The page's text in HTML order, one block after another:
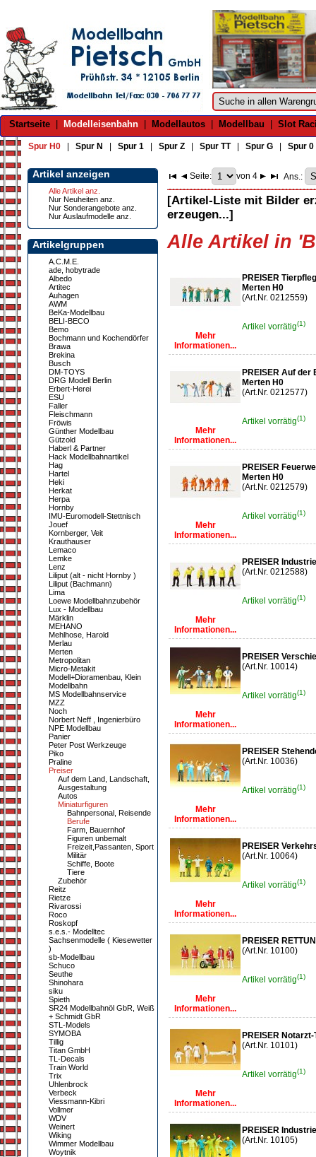
Startseite Modelleisenbahn Modellautos Modellbau Slot
Spur H0 Spur N Spur 1 Spur Z Spur TT| Spur G Spur 0
Artikel anzeigen
Alle Artikel anz.
Nur Neuheiten anz.
Nur Sonderangebote anz.
Nur Auslaufmodelle anz.
Artikelgruppen
A.C.M.E.
ade, hobytrade
Albedo
Artitec
Auhagen
AWM
BeKa-Modellbau
BELI-BECO
Bemo
Bochmann und Kochendörfer
Brawa
Brekina
Busch
DM-TOYS
DRG Modell Berlin
Erbert-Herei
ESU
Faller
Fleischmann
Fröwis
Günther Modellbau
Gützold
Haberl & Partner
Hack Modellbahnartikel
Hag
Hartel
Heki
Herkat
Herpa
Hornby
IMU-Euromodell-Stettnisch
Jouef
Kornberger, Veit
Krauthauser
Lemaco
Lemke
Lenz
Liliput (alt - nicht Hornby )
Liliput (Bachmann)
Lima
Loewe Modellbahnzubehör
Lux - Modellbau
Märklin
MEHANO
Mehlhose, Harold
Merlau
Merten
Metropolitan
Micro-Metakit
Modell+Dioramenbau, Klein
Modellbahn
MS Modellbahnservice
MZZ
Noch
Norbert Neff , Ingenierbüro
NPE Modellbau
Panier
Peter Post Werkzeuge
Piko
Praline
Preiser
Auf dem Land, Landschaft,
Ausgestaltung
Autos
Miniaturfiguren
Bahnpersonal, Reisende
Berufe
Farm, Bauernhof
Figuren unbemalt
Freizeit,Passanten, Sport
Militär
Schiffe, Boote
Tiere
Zubehör
Reitz
Rietze
Rivarossi
Roco
Roskopf
s.e.s.- Modelltec
Sachsenmodelle ( Kiesewetter
)
sb-Modellbau
Schuco
Seuthe
Shinohara
siku
Spieth
SR24 Modellbahnöl GbR, Weiß
+ Schmidt GbR
STL-Models
SYMOBA
Tillig
Titan GmbH
TL-Decals
Train World
Trix
Uhlenbrock
Verbeck
Viessmann-Kibri
Vollmer
WDV
Weinert
Wiking
Wimmer Modellbau
Woytnik
Seite: von 4 Ans.:
[Artikel-Liste mit Bilder
erzeugen...]
Alle Artikel in
Mehr
Informationen...
PREISER
Merten H0
(Art.Nr. 0212559)
Artikel vorrätig(1)
Mehr
Informationen...
PREISER Auf der
Merten H0
(Art.Nr. 0212577)
Artikel vorrätig(1)
Mehr
Informationen...
PREISER
Merten H0
(Art.Nr. 0212579)
Artikel vorrätig(1)
Mehr
Informationen...
PREISER
(Art.Nr. 0212588)
Artikel vorrätig(1)
Mehr
Informationen...
PREISER
(Art.Nr. 10014)
Artikel vorrätig(1)
Mehr
Informationen...
PREISER
(Art.Nr. 10036)
Artikel vorrätig(1)
Mehr
Informationen...
PREISER
(Art.Nr. 10064)
Artikel vorrätig(1)
Mehr
Informationen...
PREISER
(Art.Nr. 10100)
Artikel vorrätig(1)
Mehr
Informationen...
PREISER Notarzt-
(Art.Nr. 10101)
Artikel vorrätig(1)
PREISER
(Art.Nr. 10105)